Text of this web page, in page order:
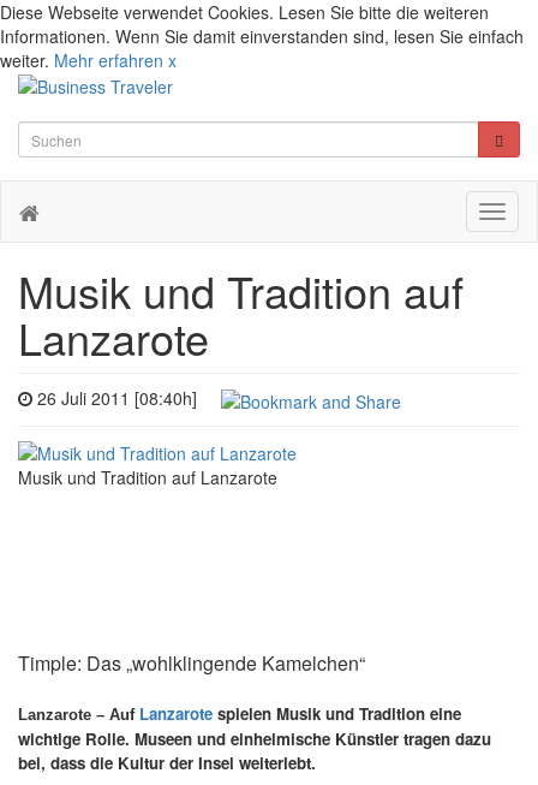
Diese Webseite verwendet Cookies. Lesen Sie bitte die weiteren
Informationen. Wenn Sie damit einverstanden sind, lesen Sie einfach
weiter. Mehr erfahren x
Musik und Tradition auf
Lanzarote
26 Juli 2011 [08:40h]
Musik und Tradition auf Lanzarote
Timple: Das „wohlklingende Kamelchen“
Lanzarote – Auf Lanzarote spielen Musik und Tradition eine
wichtige Rolle. Museen und einheimische Künstler tragen dazu
bei, dass die Kultur der Insel weiterlebt.